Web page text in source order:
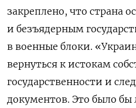
закреплено, что страна
и безъядерным
в военные блоки.
вернуться к истокам
государственности и
документов. Это было